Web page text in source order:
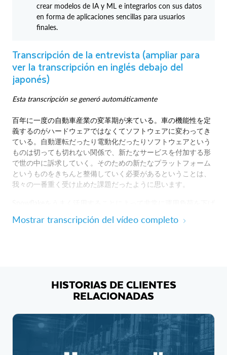
crear modelos de IA y ML e integrarlos con sus datos
en forma de aplicaciones sencillas para usuarios
finales.
Transcripción de la entrevista (ampliar para
ver la transcripción en inglés debajo del
japonés)
Esta transcripción se generó automáticamente
百年に一度の自動車産業の変革期が来ている。車の機能性を定
義するのがハードウェアではなくてソフトウェアに変わってき
ている。自動運転だったり電動化だったりソフトウェアという
ものは切っても切れない関係で、新たなサービスを付加する形
で世の中に訴求していく。そのための新たなプラットフォーム
というものをきちんと整備していく必要があるということは、
我々の一番重く受け止めた課題だったように思います。
データのアクセス権管理とかというところが非常にやりやすい
を超えた産業全体でそういうデータを相互に活用し合って、
もっともっとビジネスオポチュニティを広げていくというとこ
これまでとは全く違う量のデータが車から上がってくる中で、
特に我々は二つの観点でデータを分析しています。一つ目は
EV、電気自動車です。二つ目が自動運転、弊社では自動運転の
Mostrar transcripción del vídeo completo
HISTORIAS DE CLIENTES
RELACIONADAS